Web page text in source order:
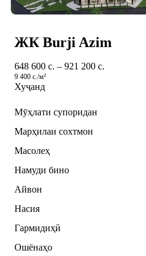
ЖК Burji Azim
648 600 c. – 921 200 c.
9 400 c./м²
Хуҷанд
Мӯҳлати супоридан
Марҳилаи сохтмон
Масолеҳ
Намуди бино
Айвон
Насия
Гармидиҳӣ
Ошёнаҳо